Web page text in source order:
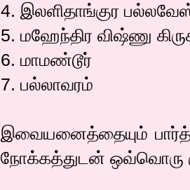
4. இலளிதாங்குர
5. மஹேந்திர விஷ்ணு
6. மாமண்டூர்
7. பல்லாவரம்
இவையனைத்தையும்
நோக்கத்துடன் ஒவ்வொரு